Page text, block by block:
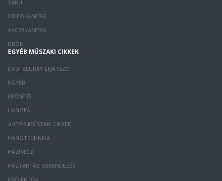
VAKU
VIDEÓKAMERA
AKCIÓKAMERA
DRÓN
EGYÉB MŰSZAKI CIKKEK
DVD, BLURAY LEJÁTSZÓ
EGYÉB
ERŐSÍTŐ
HANGFAL
AUTÓS MŰSZAKI CIKKEK
HANGTECHNIKA
HÁZIMOZI
HÁZTARTÁSI BERENDEZÉS
PROJEKTOR